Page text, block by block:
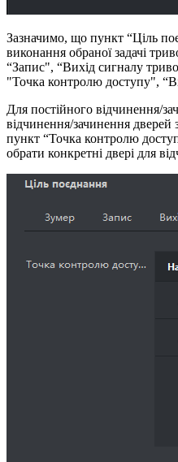
Зазначимо, що пункт “Ціль
виконання обраної задачі
“Запис", “Вихід сигналу
"Точка контролю доступу",
Для постійного відчинення/
відчинення/зачинення дверей
пункт “Точка контролю
обрати конкретні двері для